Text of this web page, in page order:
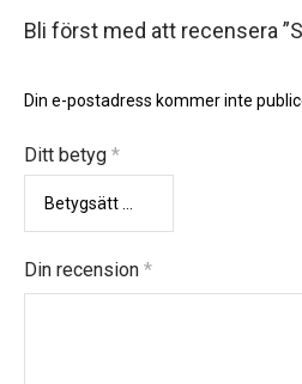
Bli först med att recensera
Din e-postadress kommer inte
Ditt betyg *
Din recension *